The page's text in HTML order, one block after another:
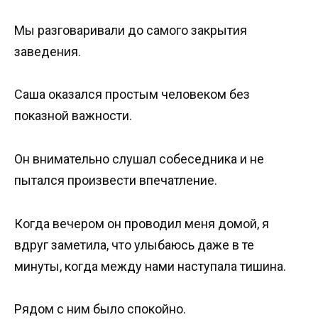
Мы разговаривали до самого закрытия
заведения.
Саша оказался простым человеком без
показной важности.
Он внимательно слушал собеседника и не
пытался произвести впечатление.
Когда вечером он проводил меня домой, я
вдруг заметила, что улыбаюсь даже в те
минуты, когда между нами наступала тишина.
Рядом с ним было спокойно.